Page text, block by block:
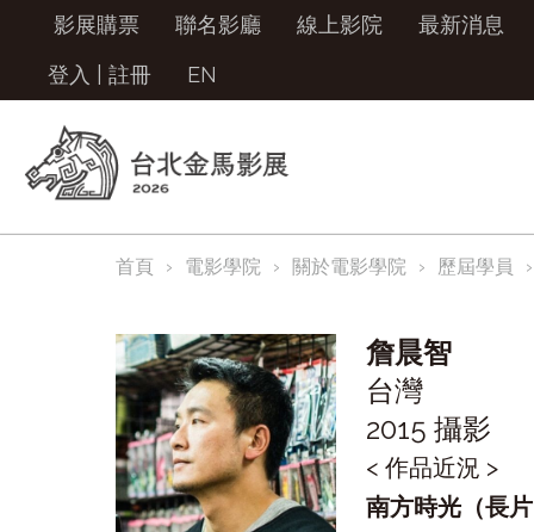
影展購票 聯名影廳 線上影院
最新消息
登入
註冊 EN
首頁 電影學院 關於電影學院 歷屆學員
詹晨智
台灣
2015 攝影
< 作品近況 >
南方時光（長